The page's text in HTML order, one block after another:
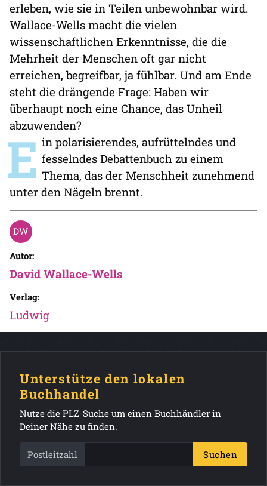
erleben, wie sie in Teilen unbewohnbar wird.
Wallace-Wells macht die vielen
wissenschaftlichen Erkenntnisse, die die
Mehrheit der Menschen oft gar nicht
erreichen, begreifbar, ja fühlbar. Und am Ende
steht die drängende Frage: Haben wir
überhaupt noch eine Chance, das Unheil
abzuwenden?
E in polarisierendes, aufrüttelndes und
fesselndes Debattenbuch zu einem
Thema, das der Menschheit zunehmend
unter den Nägeln brennt.
Autor:
David Wallace-Wells
Verlag:
Ludwig
Unterstütze den lokalen
Buchhandel
Nutze die PLZ-Suche um einen Buchhändler in
Deiner Nähe zu finden.
Postleitzahl Suchen